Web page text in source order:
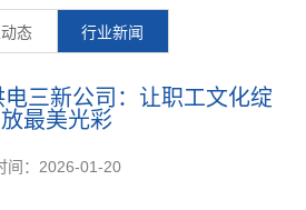
态 行业新闻
三新公司：让职工文化绽
放最美光彩
间：2026-01-20